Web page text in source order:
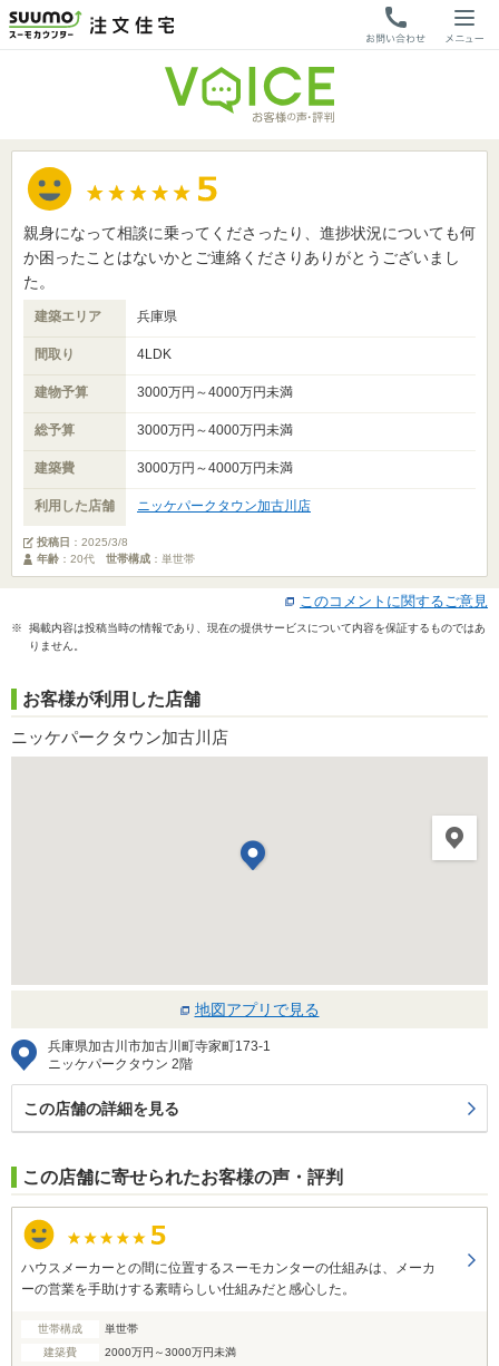
親身になって相談に乗ってくださったり、進捗状況についても何
か困ったことはないかとご連絡くださりありがとうございまし
た。
建築エリア 兵庫県
間取り 4LDK
建物予算 3000万円～4000万円未満
総予算 3000万円～4000万円未満
建築費 3000万円～4000万円未満
利用した店舗 ニッケパークタウン加古川店
投稿日 ： 2025/3/8
年齢 ：20代 世帯構成 ：単世帯
このコメントに関するご意見
※ 掲載内容は投稿当時の情報であり、現在の提供サービスについて内容を保証するものではあ
りません。
お客様が利用した店舗
ニッケパークタウン加古川店
地図アプリで見る
兵庫県加古川市加古川町寺家町173-1
ニッケパークタウン 2階
この店舗の詳細を見る
この店舗に寄せられたお客様の声・評判
ハウスメーカーとの間に位置するスーモカンターの仕組みは、メーカ
ーの営業を手助けする素晴らしい仕組みだと感心した。
世帯構成
単世帯
建築費
2000万円～3000万円未満